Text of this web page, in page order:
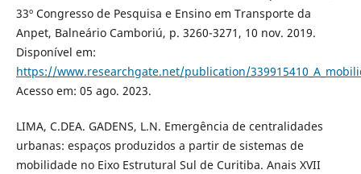
33º Congresso de Pesquisa e Ensino em Transporte da
Anpet, Balneário Camboriú, p. 3260-3271, 10 nov. 2019.
Disponível em:
https://www.researchgate.net/publication/
Acesso em: 05 ago. 2023.
LIMA, C.DEA. GADENS, L.N. Emergência de centralidades
urbanas: espaços produzidos a partir de sistemas de
mobilidade no Eixo Estrutural Sul de Curitiba. Anais XVII